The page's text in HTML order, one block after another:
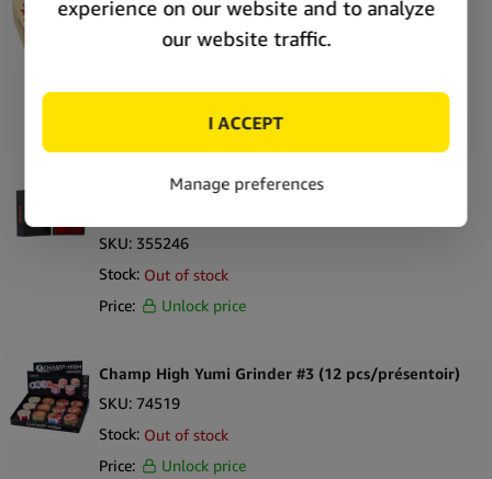
RAW Shredder en Acier Inoxydable 50–60 mm 4
Parties avec Coffret Cadeau
Stock: In stock
Unlock price
Tyson 2.0 Mike Bite Grinder En Métal 2 Parties
SKU: 355246
Stock: Out of stock
Price:
Unlock price
Champ High Yumi Grinder #3 (12 pcs/présentoir)
SKU: 74519
Stock: Out of stock
Price:
Unlock price